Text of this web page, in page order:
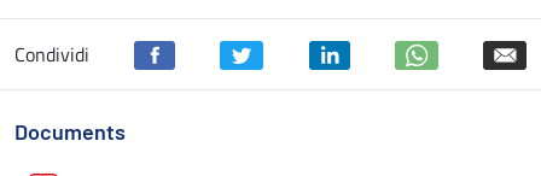
Condividi
Documents